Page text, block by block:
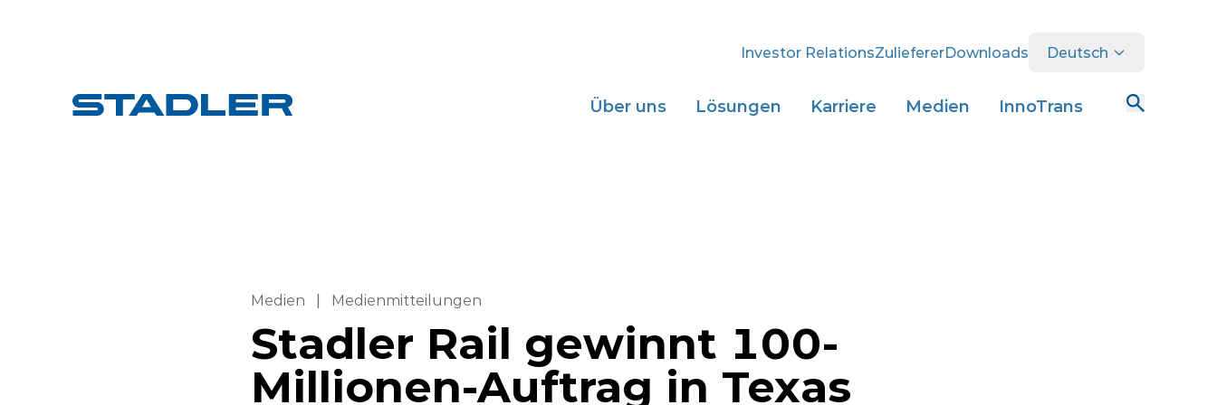
Investor RelationsZuliefererDownloads Deutsch
Über uns Lösungen Karriere Medien InnoTrans
Medien Medienmitteilungen
Stadler Rail gewinnt 100-
Millionen-Auftrag in Texas